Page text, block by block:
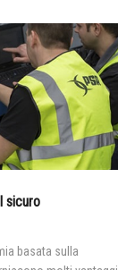
sicuro
basata sulla